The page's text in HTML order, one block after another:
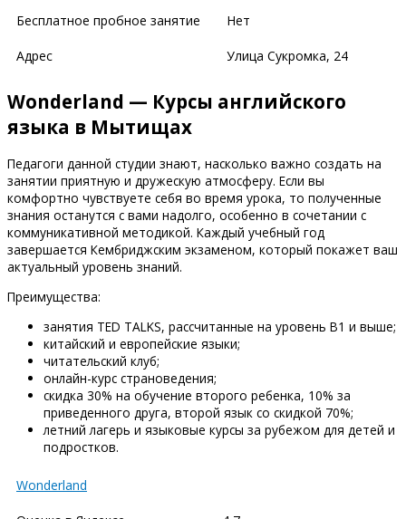
Бесплатное пробное занятие Нет
Адрес ​​Улица Сукромка, 24
Wonderland — Курсы английского
языка в Мытищах
Педагоги данной студии знают, насколько важно создать на
занятии приятную и дружескую атмосферу. Если вы
комфортно чувствуете себя во время урока, то полученные
знания останутся с вами надолго, особенно в сочетании с
коммуникативной методикой. Каждый учебный год
завершается Кембриджским экзаменом, который покажет ваш
актуальный уровень знаний.
Преимущества:
занятия TED TALKS, рассчитанные на уровень B1 и выше;
китайский и европейские языки;
читательский клуб;
онлайн-курс страноведения;
скидка 30% на обучение второго ребенка, 10% за
приведенного друга, второй язык со скидкой 70%;
летний лагерь и языковые курсы за рубежом для детей и
подростков.
Wonderland